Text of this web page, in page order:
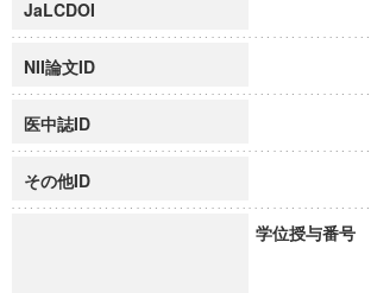
JaLCDOI
NII論文ID
医中誌ID
その他ID
学位授与番号